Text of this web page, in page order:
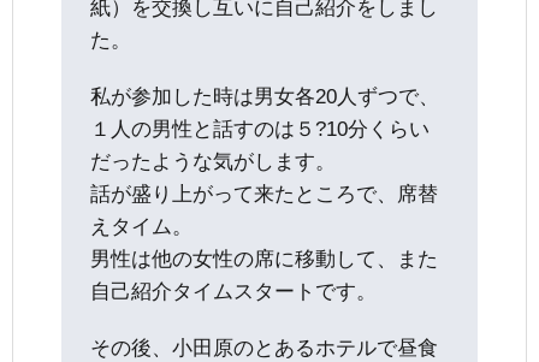
紙）を交換し互いに自己紹介をしまし
た。
私が参加した時は男女各20人ずつで、
１人の男性と話すのは５?10分くらい
だったような気がします。
話が盛り上がって来たところで、席替
えタイム。
男性は他の女性の席に移動して、また
自己紹介タイムスタートです。
その後、小田原のとあるホテルで昼食